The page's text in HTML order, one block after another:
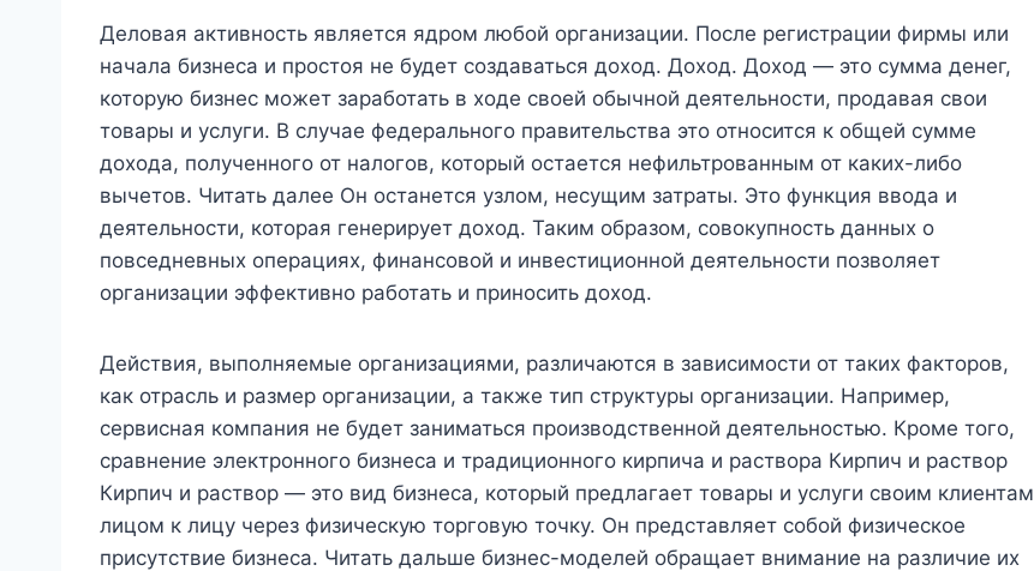
Деловая активность является ядром любой организации. После регистрации фирмы или
начала бизнеса и простоя не будет создаваться доход. Доход. Доход — это сумма денег,
которую бизнес может заработать в ходе своей обычной деятельности, продавая свои
товары и услуги. В случае федерального правительства это относится к общей сумме
дохода, полученного от налогов, который остается нефильтрованным от каких-либо
вычетов. Читать далее Он останется узлом, несущим затраты. Это функция ввода и
деятельности, которая генерирует доход. Таким образом, совокупность данных о
повседневных операциях, финансовой и инвестиционной деятельности позволяет
организации эффективно работать и приносить доход.
Действия, выполняемые организациями, различаются в зависимости от таких факторов,
как отрасль и размер организации, а также тип структуры организации. Например,
сервисная компания не будет заниматься производственной деятельностью. Кроме того,
сравнение электронного бизнеса и традиционного кирпича и раствора Кирпич и раствор
Кирпич и раствор — это вид бизнеса, который предлагает товары и услуги своим клиентам
лицом к лицу через физическую торговую точку. Он представляет собой физическое
присутствие бизнеса. Читать дальше бизнес-моделей обращает внимание на различие их